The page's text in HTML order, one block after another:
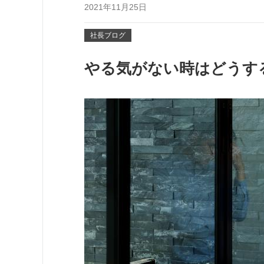
2021年11月25日
社長ブログ
やる気がない時はどうす